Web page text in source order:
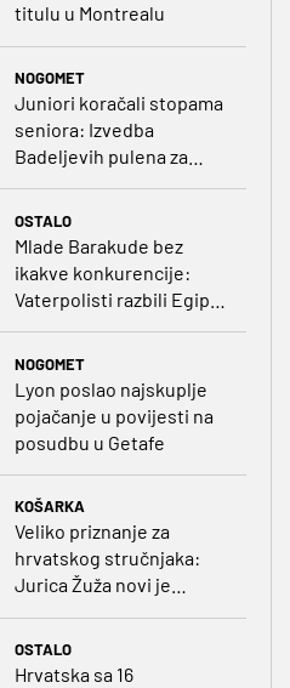
titulu u Montrealu
NOGOMET
Juniori koračali stopama
seniora: Izvedba
Badeljevih pulena za
čistu peticu protiv
OSTALO
Mlade Barakude bez
ikakve konkurencije:
Vaterpolisti razbili Egipat
za polufinale SP-a!
NOGOMET
Lyon poslao najskuplje
pojačanje u povijesti na
posudbu u Getafe
KOŠARKA
Veliko priznanje za
hrvatskog stručnjaka:
Jurica Žuža novi je
OSTALO
Hrvatska sa 16